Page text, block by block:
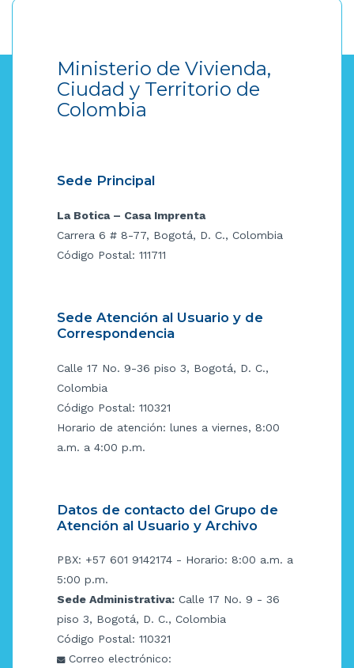
Ministerio de Vivienda,
Ciudad y Territorio de
Colombia
Sede Principal
La Botica – Casa Imprenta
Carrera 6 # 8-77, Bogotá, D. C., Colombia
Código Postal: 111711
Sede Atención al Usuario y de
Correspondencia
Calle 17 No. 9-36 piso 3, Bogotá, D. C.,
Colombia
Código Postal: 110321
Horario de atención: lunes a viernes, 8:00
a.m. a 4:00 p.m.
Datos de contacto del Grupo de
Atención al Usuario y Archivo
PBX: +57 601 9142174 - Horario: 8:00 a.m. a
5:00 p.m.
Sede Administrativa: Calle 17 No. 9 - 36
piso 3, Bogotá, D. C., Colombia
Código Postal: 110321
Correo electrónico: